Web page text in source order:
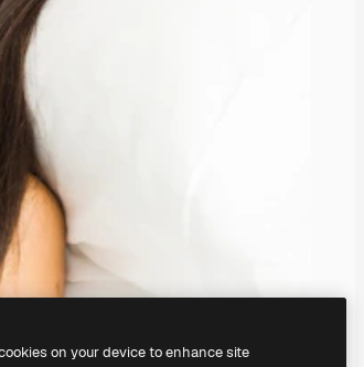
on your device to enhance site